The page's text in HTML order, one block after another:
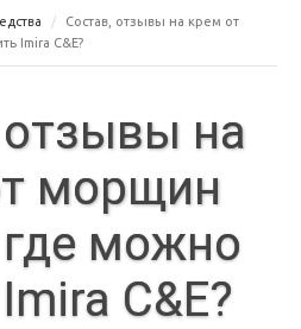
Состав, отзывы на крем от
Imira C&E?
на
морщин
можно
C&E?